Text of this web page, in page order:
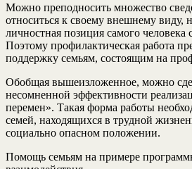
Можно преподносить множество
относиться к своему внешнему виду,
личностная позиция самого человека
Поэтому профилактическая работа
поддержку семьям, состоящим на
Обобщая вышеизложенное, можно
несомненной эффективности
перемен». Такая форма работы
семей, находящихся в трудной
социально опасном положении.
Помощь семьям на примере